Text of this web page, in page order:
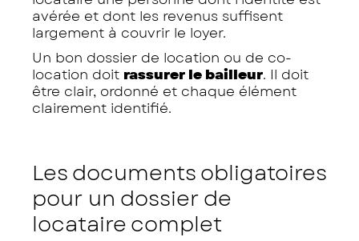
avérée et dont les revenus suffisent
largement à couvrir le loyer.
Un bon dossier de location ou de co-
location doit rassurer le bailleur. Il doit
être clair, ordonné et chaque élément
clairement identifié.
Les documents obligatoires
pour un dossier de
locataire complet